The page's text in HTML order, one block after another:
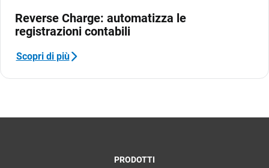
Reverse Charge: automatizza le
registrazioni contabili
Scopri di più
PRODOTTI